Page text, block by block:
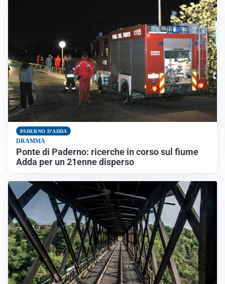
PADERNO D'ADDA
DRAMMA
Ponte di Paderno: ricerche in corso sul fiume
Adda per un 21enne disperso